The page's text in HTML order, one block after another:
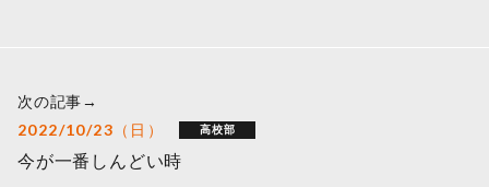
次の記事→
2022/10/23（日） 高校部
今が一番しんどい時